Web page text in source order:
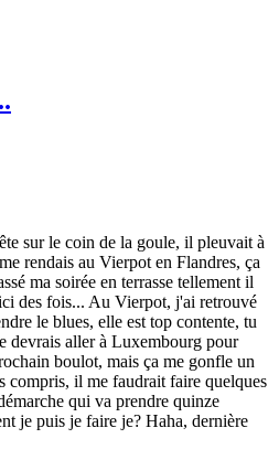
sur le coin de la goule, il pleuvait à
rendais au Vierpot en Flandres, ça
ma soirée en terrasse tellement il
des fois... Au Vierpot, j'ai retrouvé
le blues, elle est top contente, tu
devrais aller à Luxembourg pour
boulot, mais ça me gonfle un
compris, il me faudrait faire quelques
qui va prendre quinze
je puis je faire je? Haha, dernière